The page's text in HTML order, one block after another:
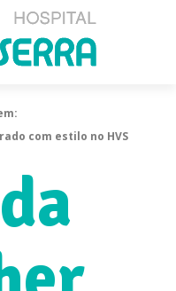
com estilo no HVS